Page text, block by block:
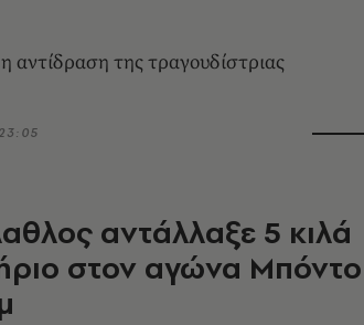
αντίδραση της τραγουδίστριας
αντάλλαξε 5 κιλά
στον αγώνα Μπόντο